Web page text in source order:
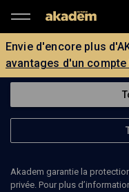
Envie d'encore plus
avantages d'un compte
Akadem garantie la
privée. Pour plus